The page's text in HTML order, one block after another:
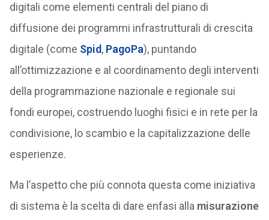
digitali come elementi centrali del piano di
diffusione dei programmi infrastrutturali di crescita
digitale (come Spid, PagoPa), puntando
all’ottimizzazione e al coordinamento degli interventi
della programmazione nazionale e regionale sui
fondi europei, costruendo luoghi fisici e in rete per la
condivisione, lo scambio e la capitalizzazione delle
esperienze.
Ma l’aspetto che più connota questa come iniziativa
di sistema è la scelta di dare enfasi alla misurazione